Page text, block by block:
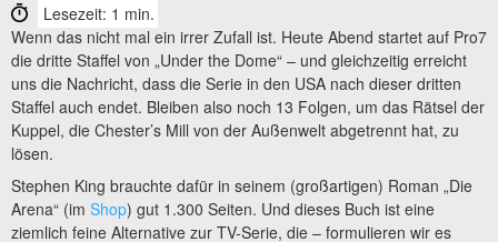
Lesezeit: 1 min.
Wenn das nicht mal ein irrer Zufall ist. Heute Abend startet auf Pro7
die dritte Staffel von „Under the Dome“ – und gleichzeitig erreicht
uns die Nachricht, dass die Serie in den USA nach dieser dritten
Staffel auch endet. Bleiben also noch 13 Folgen, um das Rätsel der
Kuppel, die Chester’s Mill von der Außenwelt abgetrennt hat, zu
lösen.
Stephen King brauchte dafür in seinem (großartigen) Roman „Die
Arena“ (im Shop) gut 1.300 Seiten. Und dieses Buch ist eine
ziemlich feine Alternative zur TV-Serie, die – formulieren wir es